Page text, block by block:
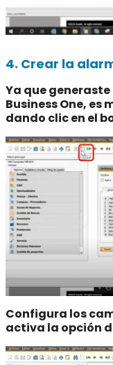
4. Crear la
Ya que generaste
Business One,
dando clic en el
Configura los
activa la opción